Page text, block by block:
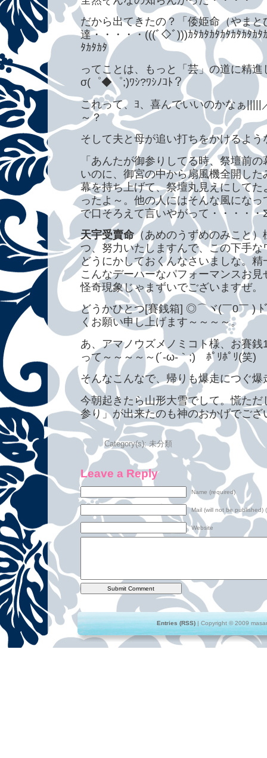
だから出てきたの？「倭姫命（やま
達・・・・・(((ﾞ◇ﾞ)))ｶﾀｶﾀｶﾀｶﾀｶﾀｶﾀｶﾀ
ﾀｶﾀｶﾀ
ってことは、もっと「芸」の道に精
σ(゜◆゜;)ﾜｼ?ﾜｼﾉｺﾄ？
これって、ﾖ、喜んでいいのかなぁ
～？
そして夫と母が追い打ちをかけるよう
「あんたが御参りしてる時、祭壇前
いのに、御宮の中から扇風機全開し
幕を持ち上げて、祭壇丸見えにして
ったよ～。他の人にはそんな風にな
で口そろえて言いやがって・・・・・
天宇受賣命（あめのうずめのみこと
つ、努力いたしますんで、この下手
どうにかしておくんなさいましな。
こんなデーハーなパフォーマンスお
怪奇現象じゃまずいでございますぜ。
どうかひとつ[賽銭箱] ◎⌒ヾ(￣0￣ ) ﾄ
くお願い申し上げます～～～～。
あ、アマノウズメノミコト様、お賽
って～～～～～(´-ω-｀;)ゞﾎﾟﾘﾎﾟﾘ(笑)
そんなこんなで、帰りも爆走につぐ
今朝起きたら山形大雪でして。慌た
参り」が出来たのも神のおかげでござ
Category(s): 未分類
Leave a Reply
Name (required)
Mail (will not be published)
Website
Entries (RSS) | Copyright © 2009